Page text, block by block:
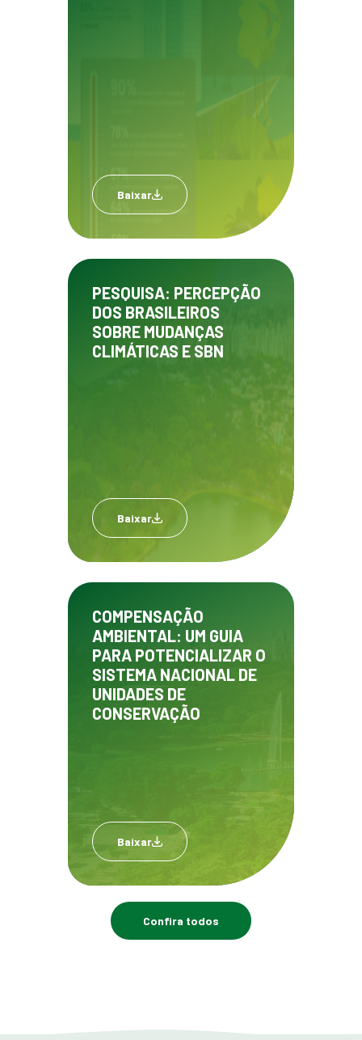
Baixar
PESQUISA: PERCEPÇÃO
DOS BRASILEIROS
SOBRE MUDANÇAS
CLIMÁTICAS E SBN
Baixar
COMPENSAÇÃO
AMBIENTAL: UM GUIA
PARA POTENCIALIZAR O
SISTEMA NACIONAL DE
UNIDADES DE
CONSERVAÇÃO
Baixar
Confira todos